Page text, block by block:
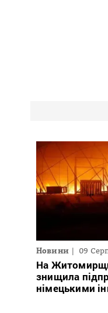
Новини 09
На
знищила
німецькими